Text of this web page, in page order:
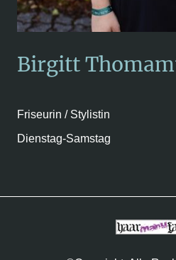
Birgitt
Friseurin / Stylistin
Dienstag-Samstag